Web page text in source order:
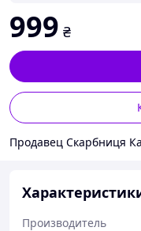
999 ₴
Производитель